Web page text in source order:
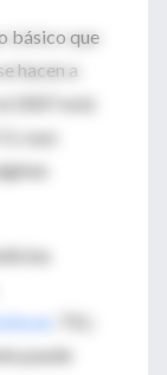
básico que
hacen a
2007 está
cuyo
puede